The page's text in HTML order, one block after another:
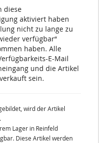
diese
aktiviert haben
nicht zu lange zu
verfügbar“
haben. Alle
E-Mail
und die Artikel
sein.
wird der Artikel
Lager in Reinfeld
Diese Artikel werden